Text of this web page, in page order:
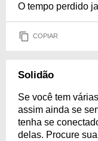
O tempo perdido
COPIAR
Solidão
Se você tem
assim ainda se
tenha se
delas. Procure